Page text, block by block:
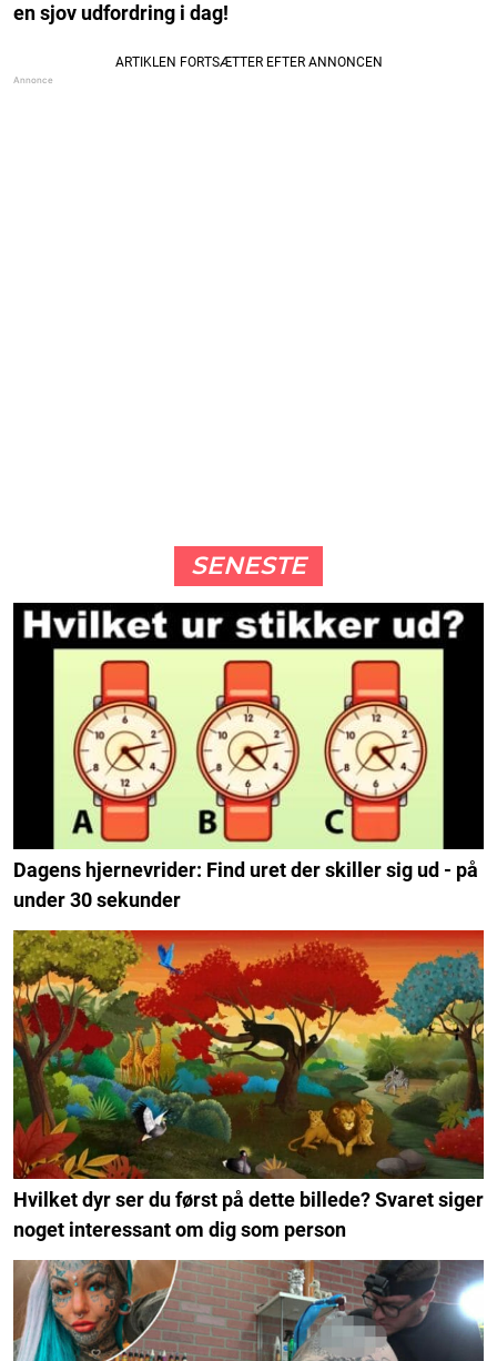
en sjov udfordring i dag!
SENESTE
Dagens hjernevrider: Find uret der skiller sig ud - på
under 30 sekunder
Hvilket dyr ser du først på dette billede? Svaret siger
noget interessant om dig som person